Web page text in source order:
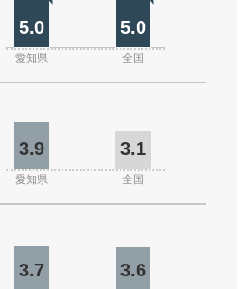
5.0 5.0
愛知県 全国
3.9 3.1
愛知県 全国
3.7 3.6